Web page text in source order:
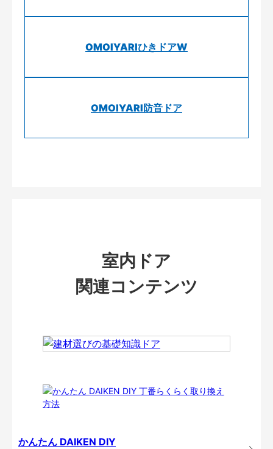
OMOIYARIひきドアW
OMOIYARI防音ドア
室内ドア
関連コンテンツ
かんたん DAIKEN DIY